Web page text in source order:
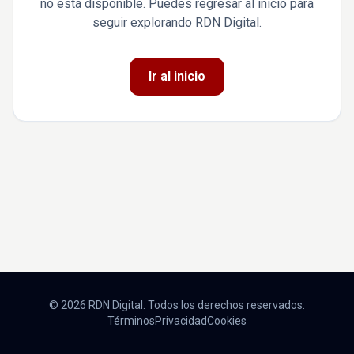
no está disponible. Puedes regresar al inicio para
seguir explorando RDN Digital.
Ir al inicio
© 2026 RDN Digital. Todos los derechos reservados.
TérminosPrivacidadCookies